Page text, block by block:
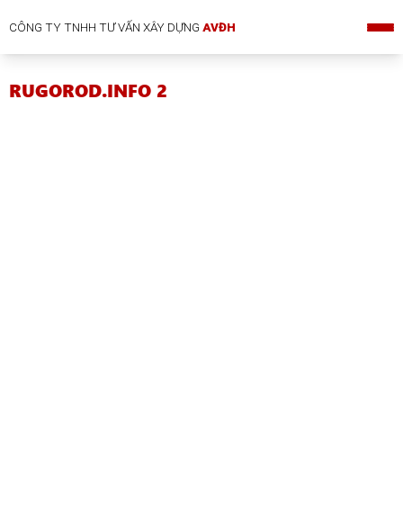
CÔNG TY TNHH TƯ VẤN XÂY DỰNGAVĐH
RUGOROD.INFO 2